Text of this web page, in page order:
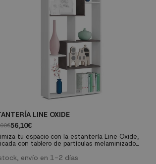
LINE OXIDE
56,10€
tu espacio con la estantería Line Oxide,
con tablero de partículas melaminizado
solución organizativa duradera para tu hogar.
envío en 1-2 días